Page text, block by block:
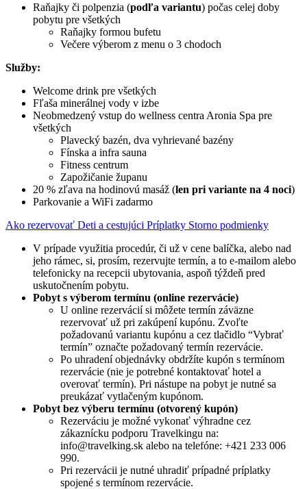
Raňajky či polpenzia (podľa variantu) počas celej doby
pobytu pre všetkých
Raňajky formou bufetu
Večere výberom z menu o 3 chodoch
Služby:
Welcome drink pre všetkých
Fľaša minerálnej vody v izbe
Neobmedzený vstup do wellness centra Aronia Spa pre
všetkých
Plavecký bazén, dva vyhrievané bazény
Fínska a infra sauna
Fitness centrum
Zapožičanie županu
20 % zľava na hodinovú masáž (len pri variante na 4 noci)
Parkovanie a WiFi zadarmo
Ako rezervovať Deti a cestujúci Príplatky Storno podmienky
V prípade využitia procedúr, či už v cene balíčka, alebo nad
jeho rámec, si, prosím, rezervujte termín, a to e-mailom alebo
telefonicky na recepcii ubytovania, aspoň týždeň pred
uskutočnením pobytu.
Pobyt s výberom termínu (online rezervácie)
U online rezervácií si môžete termín záväzne
rezervovať už pri zakúpení kupónu. Zvoľte
požadovanú variantu kupónu a cez tlačidlo “Vybrať
termín” označte požadovaný termín rezervácie.
Po uhradení objednávky obdržíte kupón s termínom
rezervácie (nie je potrebné kontaktovať hotel a
overovať termín). Pri nástupe na pobyt je nutné sa
preukázať vytlačeným kupónom.
Pobyt bez výberu termínu (otvorený kupón)
Rezerváciu je možné vykonať výhradne cez
zákaznícku podporu Travelkingu na:
info@travelking.sk alebo na telefóne: +421 233 006
990.
Pri rezervácii je nutné uhradiť prípadné príplatky
spojené s termínom rezervácie.